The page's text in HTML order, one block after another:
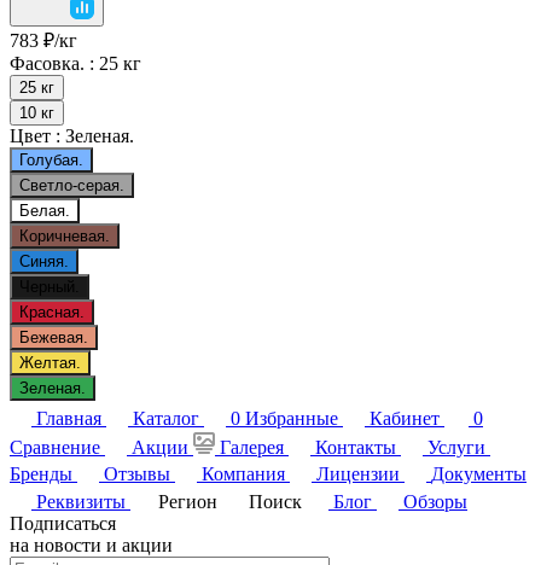
783 ₽/кг
Фасовка. : 25 кг
25 кг
10 кг
Цвет : Зеленая.
Голубая.
Светло-серая.
Белая.
Коричневая.
Синяя.
Черный.
Красная.
Бежевая.
Желтая.
Зеленая.
Главная Каталог 0 Избранные Кабинет
0
Сравнение
Акции Галерея Контакты
Услуги
Бренды
Отзывы Компания Лицензии
Документы
Реквизиты
Регион Поиск Блог
Обзоры
Подписаться
на новости и акции